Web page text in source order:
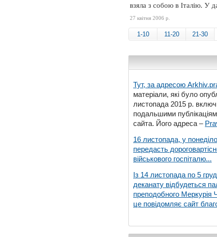
взяла з собою в Італію. У
27 квітня 2006 р.
1-10 11-20 21-30
Тут, за адресою
матеріали, які було
листопада 2015 р.
подальшими
сайта. Його адреса –
16 листопада, у
передасть
військового госпіталю...
Із 14 листопада по 5
деканату відбудеться
преподобного Меркурія
це повідомляє сайт